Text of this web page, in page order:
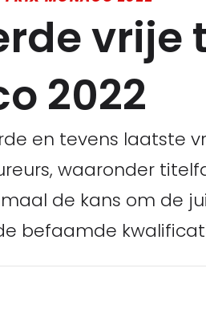
vrije
2022
en tevens laatste
waaronder
de kans om de
befaamde